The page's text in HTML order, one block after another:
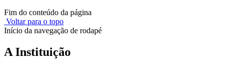
Fim do conteúdo da página
Voltar para o topo
Início da navegação de rodapé
A Instituição